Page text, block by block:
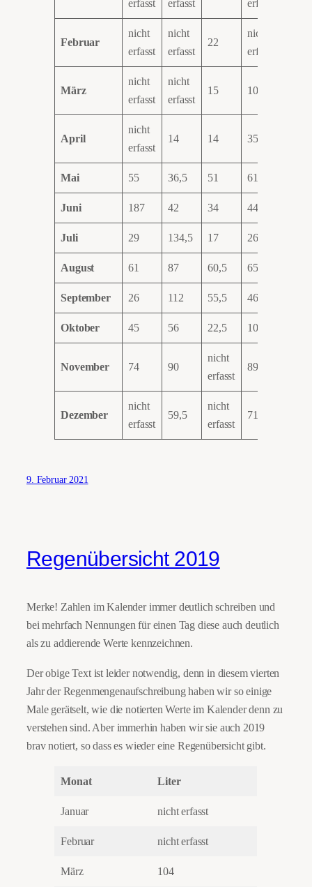
erfasst
erfasst
erfasst
Februar
nicht
erfasst
nicht
erfasst
22
nicht
erfasst
März
nicht
erfasst
nicht
erfasst
15 104
April
nicht
erfasst
14 14 35
Mai 55 36,5 51 61,5
Juni 187 42 34 44
Juli 29 134,5 17 26
August 61 87 60,5 65,5
September 26 112 55,5 46
Oktober 45 56 22,5 103
November 74 90
nicht
erfasst
89
Dezember
nicht
erfasst
59,5
nicht
erfasst
71
9. Februar 2021
Regenübersicht 2019
Merke! Zahlen im Kalender immer deutlich schreiben und
bei mehrfach Nennungen für einen Tag diese auch deutlich
als zu addierende Werte kennzeichnen.
Der obige Text ist leider notwendig, denn in diesem vierten
Jahr der Regenmengenaufschreibung haben wir so einige
Male gerätselt, wie die notierten Werte im Kalender denn zu
verstehen sind. Aber immerhin haben wir sie auch 2019
brav notiert, so dass es wieder eine Regenübersicht gibt.
Monat Liter
Januar nicht erfasst
Februar nicht erfasst
März 104